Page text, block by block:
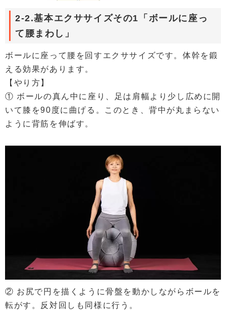
2-2.基本エクササイズその1「ボールに座っ
て腰まわし」
ボールに座って腰を回すエクササイズです。体幹を鍛
える効果があります。
【やり方】
① ボールの真ん中に座り、足は肩幅より少し広めに開
いて膝を90度に曲げる。このとき、背中が丸まらない
ように背筋を伸ばす。
② お尻で円を描くように骨盤を動かしながらボールを
転がす。反対回しも同様に行う。